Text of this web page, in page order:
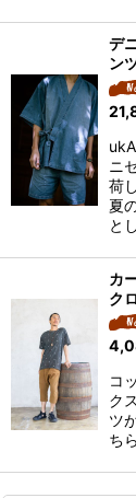
デ
ン
ニ
荷
夏
と
カ
ク
コ
ク
ツ
ち